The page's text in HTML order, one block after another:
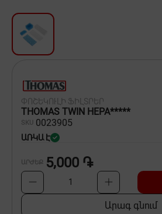
Տեքստիլ
Ինքնագնացներ և ինքնագլորներ
ՓՈՇԵԿՈՒԼԻ ՖԻԼՏՐԵՐ
THOMAS TWIN HEPA*****
SKU 0023905
ԱՌԿԱ Է
ԱՐԺԵՔ 5,000 ֏
1
Արագ գնում